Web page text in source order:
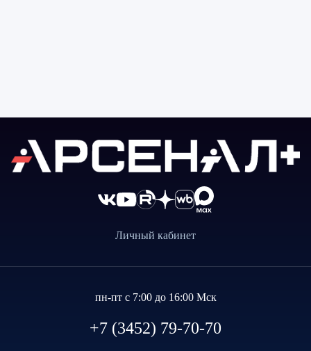
Личный кабинет
пн-пт с 7:00 до 16:00 Мск
+7 (3452) 79-70-70